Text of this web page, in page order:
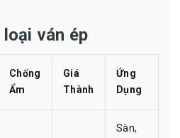
ván ép
Chống
Ẩm
Giá
Thành
Ứng
Dụng
Sàn,